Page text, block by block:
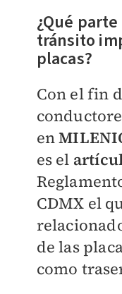
¿Qué
tránsito
placas?
Con el fin
en
es el
CDMX el
de las
como